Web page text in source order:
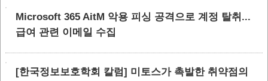
Microsoft 365 AitM 악용 피싱 공격으로 계정 탈취...
급여 관련 이메일 수집
[한국정보보호학회 칼럼] 미토스가 촉발한 취약점의